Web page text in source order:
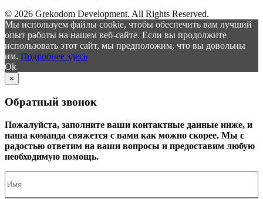
© 2026 Grekodom Development. All Rights Reserved.
Мы используем файлы cookie, чтобы обеспечить вам лучший
опыт работы на нашем веб-сайте. Если вы продолжите
использовать этот сайт, мы предположим, что вы довольны
им. Подробнее здесь
Ok
×
Обратный звонок
Пожалуйста, заполните ваши контактные данные ниже, и
наша команда свяжется с вами как можно скорее. Мы с
радостью ответим на ваши вопросы и предоставим любую
необходимую помощь.